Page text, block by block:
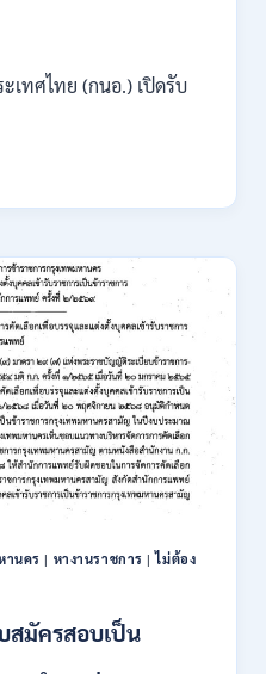
เทศไทย (กนอ.) เปิดรับ
านคร | หางานราชการ |ไม่ต้อง
สมัครสอบเป็น